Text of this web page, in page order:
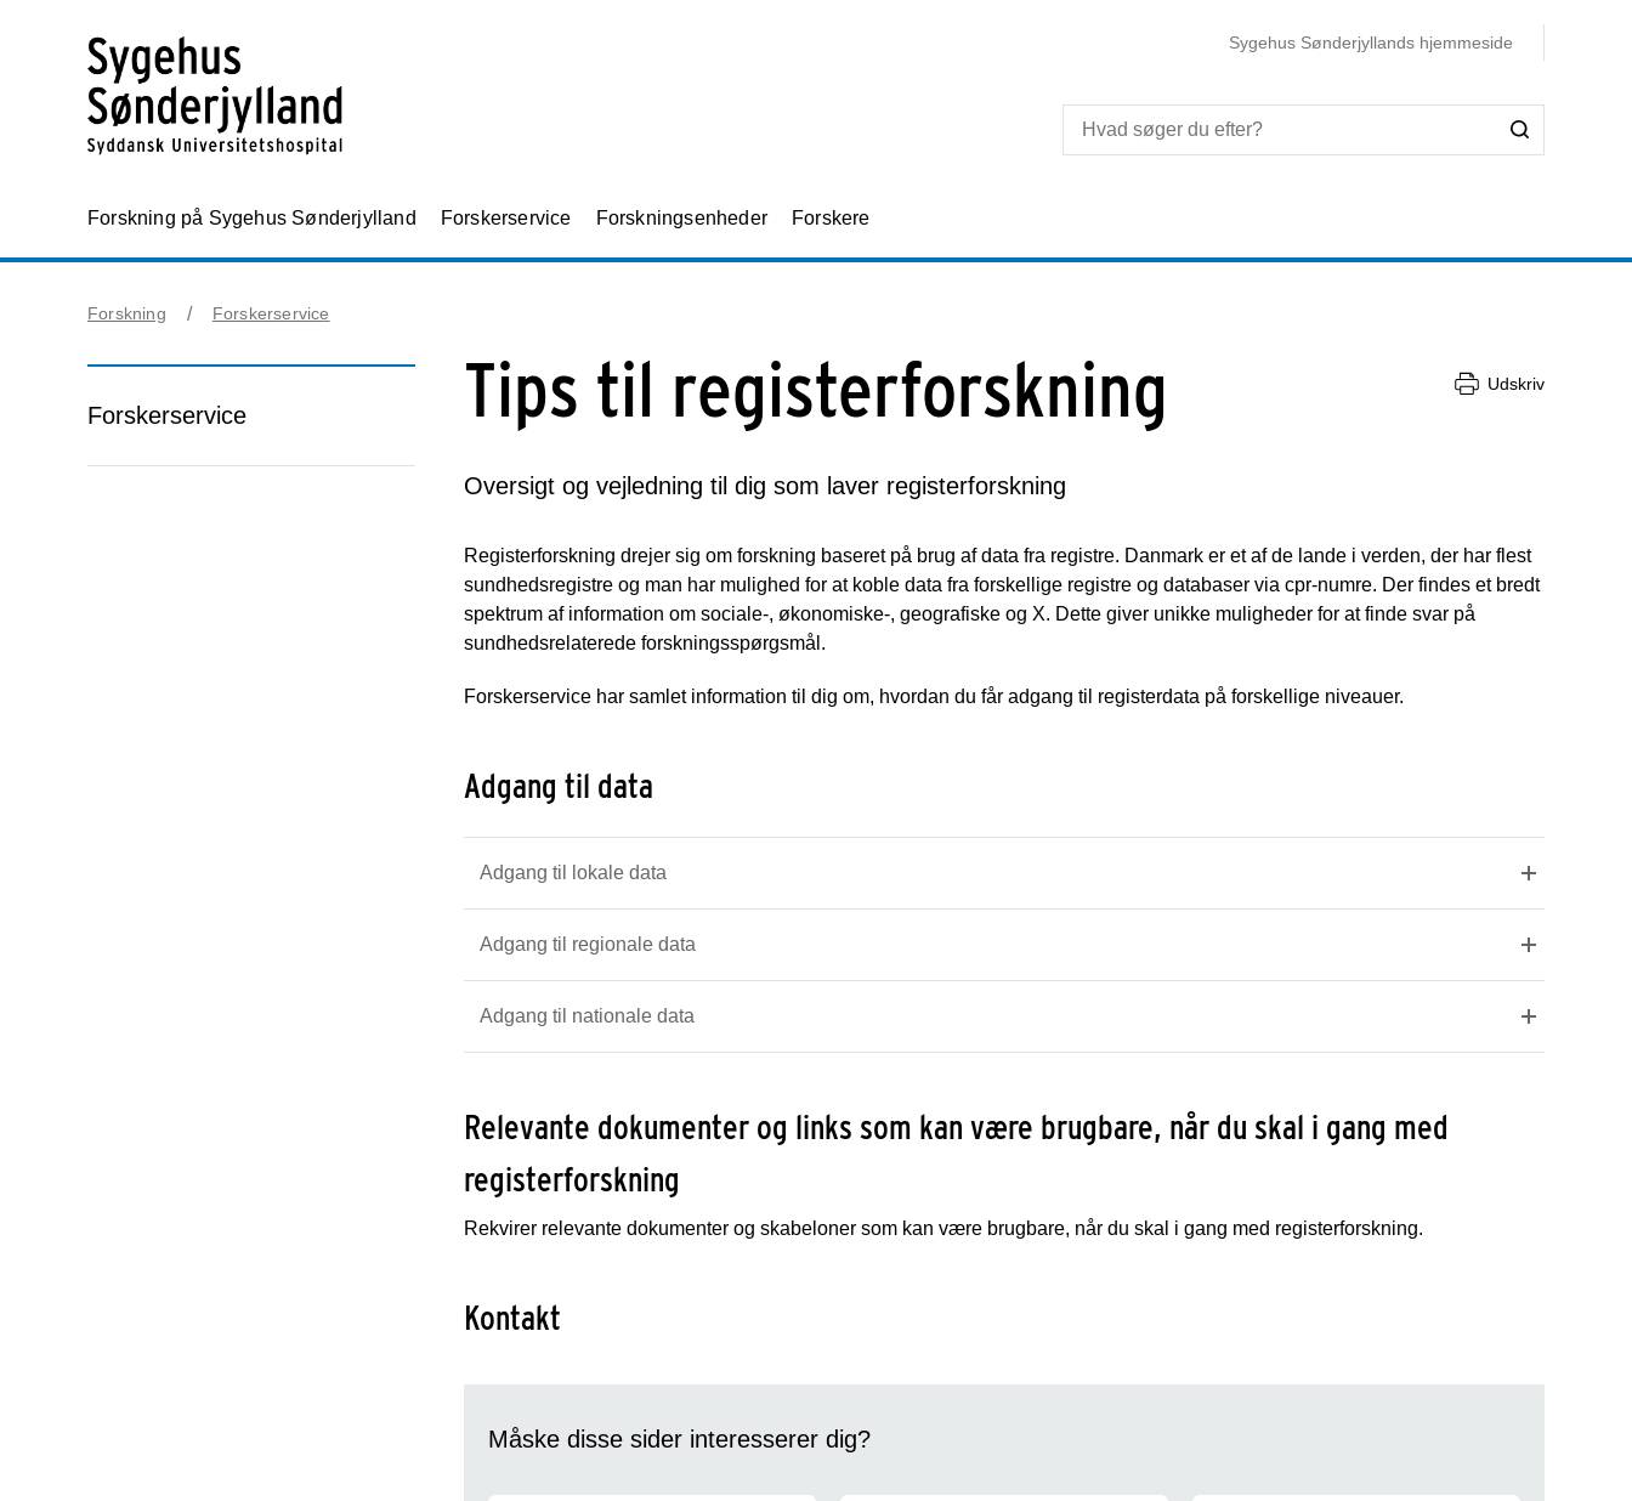
Sygehus Sønderjyllands hjemmeside
Forskning på Sygehus Sønderjylland Forskerservice Forskningsenheder Forskere
Forskning Forskerservice
Forskerservice Tips til registerforskning Udskriv
Oversigt og vejledning til dig som laver registerforskning
Registerforskning drejer sig om forskning baseret på brug af data fra registre. Danmark er et af de lande i verden, der har flest
sundhedsregistre og man har mulighed for at koble data fra forskellige registre og databaser via cpr-numre. Der findes et bredt
spektrum af information om sociale-, økonomiske-, geografiske og X. Dette giver unikke muligheder for at finde svar på
sundhedsrelaterede forskningsspørgsmål.
Forskerservice har samlet information til dig om, hvordan du får adgang til registerdata på forskellige niveauer.
Adgang til data
Adgang til lokale data
Adgang til regionale data
Adgang til nationale data
Relevante dokumenter og links som kan være brugbare, når du skal i gang med
registerforskning
Rekvirer relevante dokumenter og skabeloner som kan være brugbare, når du skal i gang med registerforskning.
Kontakt
Måske disse sider interesserer dig?